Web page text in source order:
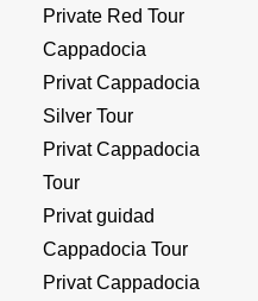
Private Red Tour
Cappadocia
Privat Cappadocia
Silver Tour
Privat Cappadocia
Tour
Privat guidad
Cappadocia Tour
Privat Cappadocia